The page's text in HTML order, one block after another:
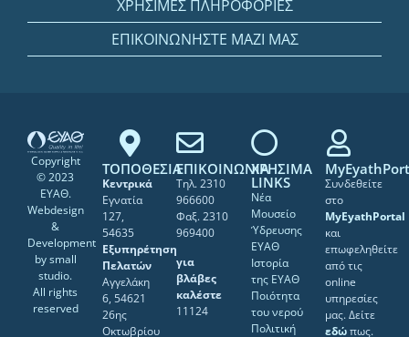
ΧΡΗΣΙΜΕΣ ΠΛΗΡΟΦΟΡΙΕΣ
ΕΠΙΚΟΙΝΩΝΗΣΤΕ ΜΑΖΙ ΜΑΣ
Copyright
© 2023
ΕΥΑΘ.
Webdesign
&
Development
bysmall
studio.
All rights
reserved
ΤΟΠΟΘΕΣΙΑ
Κεντρικά
Εγνατία
127,
54635
Εξυπηρέτηση
Πελατών
Αγγελάκη
6, 54621
26ης
Οκτωβρίου
ΕΠΙΚΟΙΝΩΝΙΑ
Τηλ. 2310
966600
Φαξ. 2310
969400
για
βλάβες
καλέστε
11124
ΧΡΗΣΙΜΑ
LINKS
Νέα
Μουσείο
Ύδρευσης
ΕΥΑΘ
Ιστορία
της ΕΥΑΘ
Ποιότητα
του νερού
Πολιτική
Συνδεθείτε
στο
MyEyathPortal
και
επωφεληθείτε
από τις
online
υπηρεσίες
μας. Δείτε
εδώπως.